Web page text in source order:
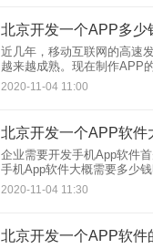
北京开发一个APP多少
近几年，移动互联网的高速
越来越成熟。现在制作APP
关心的问题开发一个APP要
就和大家详细分析一下这个
2020-11-04 11:00
北京开发一个APP软件
企业需要开发手机App软件
手机App软件大概需要多少
的价格是根据需求决定的，
功能的开发，开发的成本核
2020-11-04 11:30